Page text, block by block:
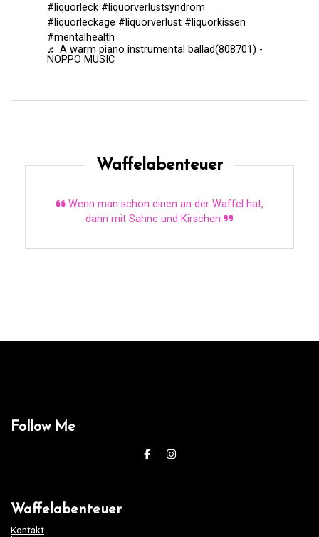
#liquorleck #liquorverlustsyndrom
#liquorleckage #liquorverlust #liquorkissen
#mentalhealth
♬ A warm piano instrumental ballad(808701) -
NOPPO MUSIC
Waffelabenteuer
Wenn man schon einen an der Waffel hat,
dann mit Sahne und Kirschen
Follow Me
Waffelabenteuer
Kontakt